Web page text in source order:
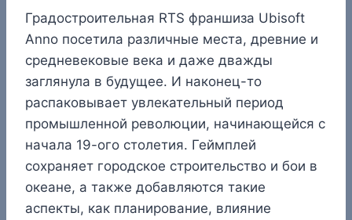
Градостроительная RTS франшиза Ubisoft
Anno посетила различные места, древние и
средневековые века и даже дважды
заглянула в будущее. И наконец-то
распаковывает увлекательный период
промышленной революции, начинающейся с
начала 19-ого столетия. Геймплей
сохраняет городское строительство и бои в
океане, а также добавляются такие
аспекты, как планирование, влияние